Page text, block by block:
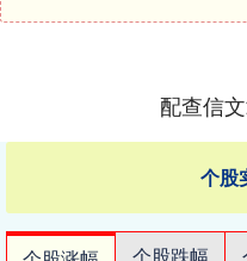
配查信
个股